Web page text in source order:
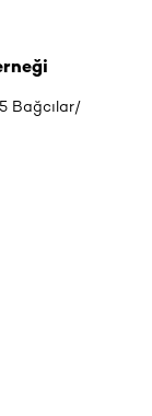
Bağcılar/